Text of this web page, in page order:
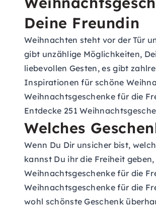
Deine Freundin
Weihnachten steht vor der Tür
gibt unzählige Möglichkeiten,
liebevollen Gesten, es gibt
Inspirationen für schöne
Weihnachtsgeschenke für die
Entdecke 251
Welches
Wenn Du Dir unsicher bist,
kannst Du ihr die Freiheit
Weihnachtsgeschenke für die
Weihnachtsgeschenke für die
wohl schönste Geschenk